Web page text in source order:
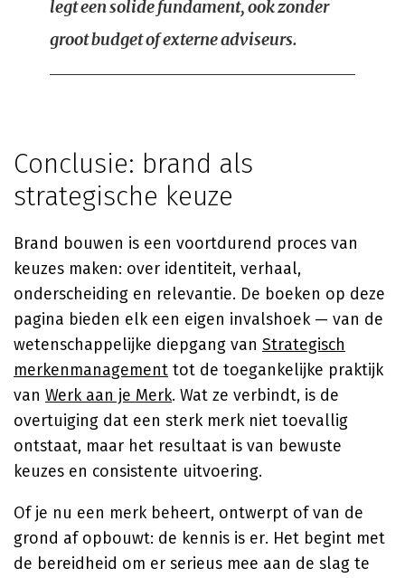
legt een solide fundament, ook zonder
groot budget of externe adviseurs.
Conclusie: brand als
strategische keuze
Brand bouwen is een voortdurend proces van
keuzes maken: over identiteit, verhaal,
onderscheiding en relevantie. De boeken op deze
pagina bieden elk een eigen invalshoek — van de
wetenschappelijke diepgang van Strategisch
merkenmanagement tot de toegankelijke praktijk
van Werk aan je Merk. Wat ze verbindt, is de
overtuiging dat een sterk merk niet toevallig
ontstaat, maar het resultaat is van bewuste
keuzes en consistente uitvoering.
Of je nu een merk beheert, ontwerpt of van de
grond af opbouwt: de kennis is er. Het begint met
de bereidheid om er serieus mee aan de slag te